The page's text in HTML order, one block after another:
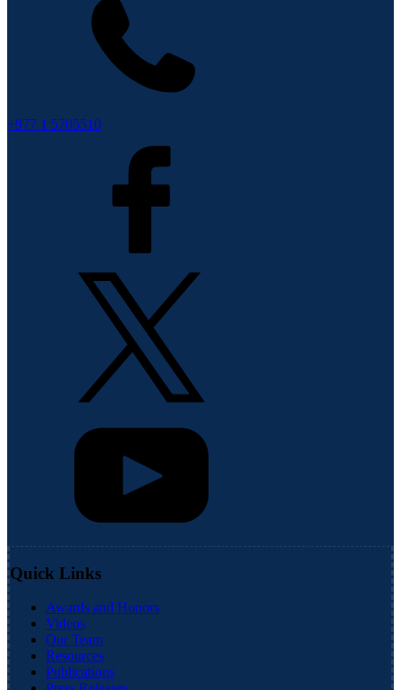
+977 1 5705510
Quick Links
Awards and Honors
Videos
Our Team
Resources
Publications